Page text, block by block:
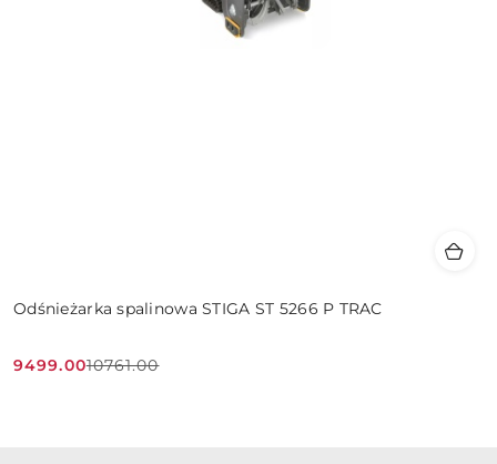
Odśnieżarka spalinowa STIGA ST 5266 P TRAC
Cena
9499.00
Cena
10761.00